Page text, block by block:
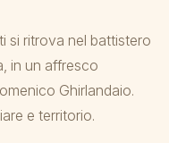
si ritrova nel battistero
in un affresco
Ghirlandaio.
e territorio.